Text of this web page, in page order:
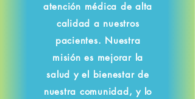
atención médica de alta
calidad a nuestros
pacientes. Nuestra
misión es mejorar la
salud y el bienestar de
nuestra comunidad, y lo